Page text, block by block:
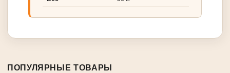
ПОПУЛЯРНЫЕ ТОВАРЫ